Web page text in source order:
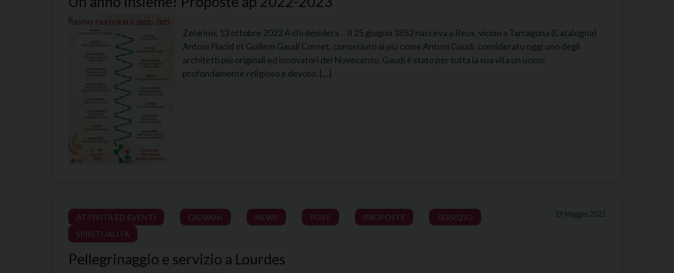
Zelarino, 13 ottobre 2022 A chi desidera… Il 25 giugno 1852 nasceva a Reus, vicino a Tarragona (Catalogna)
Antoni Placid et Guillem Gaudí Cornet, conosciuto ai più come Antoni Gaudí, considerato oggi uno degli
architetti più originali ed innovatori del Novecento. Gaudí è stato per tutta la sua vita un uomo
profondamente religioso e devoto, […]
19 Maggio 2022
ATTIVITÀ ED EVENTI GIOVANI NEWS PGVE PROPOSTE
SERVIZIO
SPIRITUALITÀ
Pellegrinaggio e servizio a Lourdes